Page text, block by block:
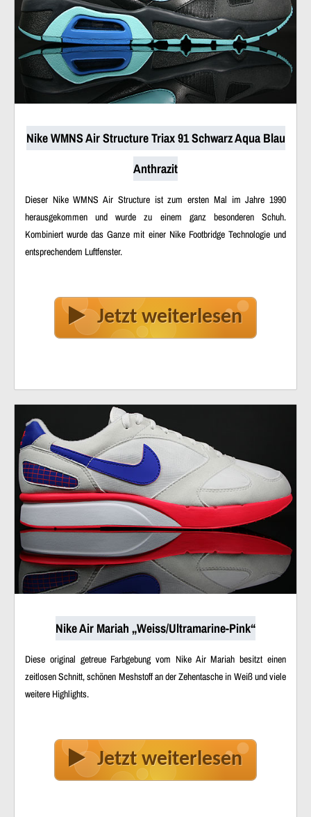
Nike WMNS Air Structure Triax 91 Schwarz Aqua Blau
Anthrazit
Dieser Nike WMNS Air Structure ist zum ersten Mal im Jahre 1990
herausgekommen und wurde zu einem ganz besonderen Schuh.
Kombiniert wurde das Ganze mit einer Nike Footbridge Technologie und
entsprechendem Luftfenster.
Jetzt weiterlesen
Nike Air Mariah „Weiss/Ultramarine-Pink“
Diese original getreue Farbgebung vom Nike Air Mariah besitzt einen
zeitlosen Schnitt, schönen Meshstoff an der Zehentasche in Weiß und viele
weitere Highlights.
Jetzt weiterlesen